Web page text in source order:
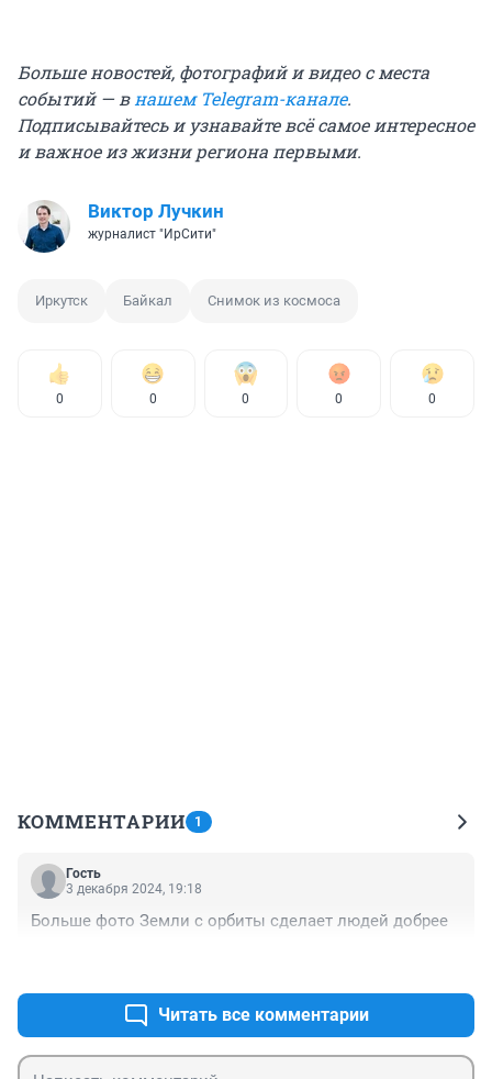
Больше новостей, фотографий и видео с места
событий — в нашем Telegram-канале.
Подписывайтесь и узнавайте всё самое интересное
и важное из жизни региона первыми.
Виктор Лучкин
журналист "ИрСити"
Иркутск Байкал Снимок из космоса
0 0 0 0 0
КОММЕНТАРИИ 1
Гость
3 декабря 2024, 19:18
Больше фото Земли с орбиты сделает людей добрее
Читать все комментарии